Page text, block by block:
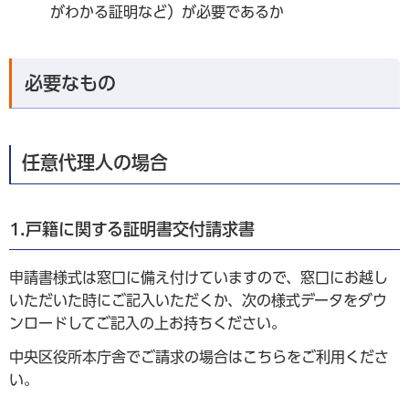
がわかる証明など）が必要であるか
必要なもの
任意代理人の場合
1.戸籍に関する証明書交付請求書
申請書様式は窓口に備え付けていますので、窓口にお越し
いただいた時にご記入いただくか、次の様式データをダウ
ンロードしてご記入の上お持ちください。
中央区役所本庁舎でご請求の場合はこちらをご利用くださ
い。